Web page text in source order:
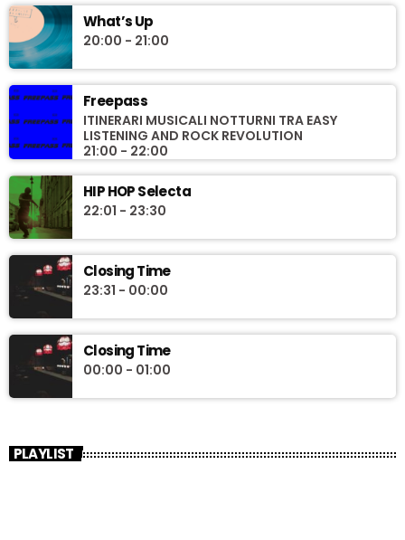
What’s Up
20:00 - 21:00
Freepass
ITINERARI MUSICALI NOTTURNI TRA EASY
LISTENING AND ROCK REVOLUTION
21:00 - 22:00
HIP HOP Selecta
22:01 - 23:30
Closing Time
23:31 - 00:00
Closing Time
00:00 - 01:00
PLAYLIST